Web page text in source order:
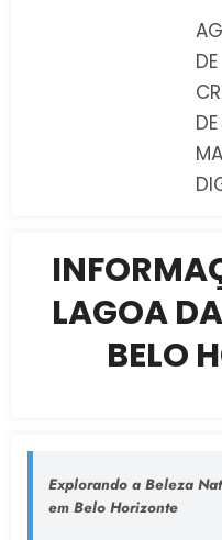
DE
LAGOA
BELO
Explorando a Beleza
em Belo Horizonte